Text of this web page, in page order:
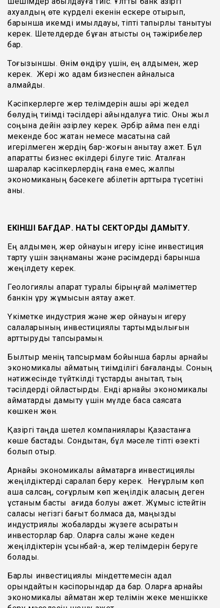
ахуалдың өте күрделі екенін ескере отырып,
барынша икемді қимылдауы, тіпті тапқырлық танытуы
керек. Шетелдерде бұған қатысты оң тәжірибелер
бар.
Тоғызыншы. Өнім өндіру үшін, ең алдымен, жер
керек. Жері жоқ адам бизнеспен айналыса
алмайды.
Кәсіпкерлерге жер телімдерін ашық әрі жедел
бөлудің тиімді тәсілдері айқындалуға тиіс. Оны жыл
соңына дейін әзірлеу керек. Әрбір аймақ пен елді
мекенде бос жатқан немесе мақсатына сай
игерілмеген жердің бар-жоғын анықтау қажет. Бұл
ақпаратты бизнес өкілдері білуге тиіс. Аталған
шаралар кәсіпкерлердің ғана емес, жалпы
экономиканың бәсекеге қабілетін арттыра түсетіні
анық.
ЕКІНШІ БАҒДАР. НАҚТЫ СЕКТОРДЫ ДАМЫТУ.
Ең алдымен, жер қойнауын игеру ісіне инвестиция
тарту үшін заңнаманы және рәсімдерді барынша
жеңілдету керек.
Геологиялық ақпарат туралы бірыңғай мәліметтер
банкін құру жұмысын аяқтау қажет.
Үкіметке индустрия және жер қойнауын игеру
салаларының инвестициялық тартымдылығын
арттыруды тапсырамын.
Былтыр менің тапсырмам бойынша барлық арнайы
экономикалық аймақтың тиімділігі бағаланды. Соның
нәтижесінде түйткілді тұстарды анықтап, тың
тәсілдерді ойластырдық. Енді арнайы экономикалық
аймақтарды дамыту үшін мүлде басқа саясатқа
көшкен жөн.
Қазіргі таңда шетел компаниялары Қазақстанға
көше бастады. Сондықтан, бұл мәселе тіпті өзекті
болып отыр.
Арнайы экономикалық аймақтарға инвестициялық
жеңілдіктерді саралап беру керек. Неғұрлым көп
ақша салсаң, соғұрлым көп жеңілдік аласың деген
ұстаным басты қағида болуы қажет. Жұмыс істейтін
саласы негізгі бағыт болмаса да, маңызды
индустриялық жобаларды жүзеге асыратын
инвесторлар бар. Оларға салық және кеден
жеңілдіктерін ұсынбай-ақ, жер телімдерін беруге
болады.
Барлық инвестициялық міндеттемесін адал
орындайтын кәсіпорындар да бар. Оларға арнайы
экономикалық аймақтан жер телімін жеке меншікке